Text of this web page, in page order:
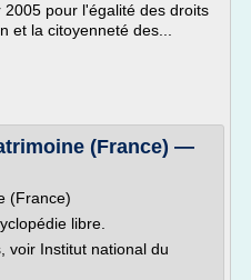
pour l'égalité des droits
et la citoyenneté des...
(France) —
(France)
libre.
voir Institut national du